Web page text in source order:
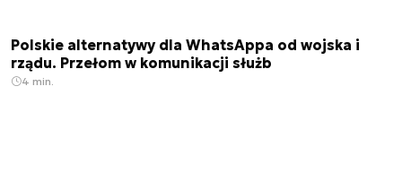
Polskie alternatywy dla WhatsAppa od wojska i
rządu. Przełom w komunikacji służb
4 min.